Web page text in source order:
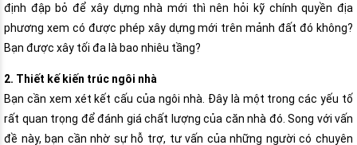
định đập bỏ để xây dựng nhà mới thì nên hỏi kỹ chính quyền địa
phương xem có được phép xây dựng mới trên mảnh đất đó không?
Bạn được xây tối đa là bao nhiêu tầng?
2. Thiết kế kiến trúc ngôi nhà
Bạn cần xem xét kết cấu của ngôi nhà. Đây là một trong các yếu tố
rất quan trọng để đánh giá chất lượng của căn nhà đó. Song với vấn
đề này, bạn cần nhờ sự hỗ trợ, tư vấn của những người có chuyên